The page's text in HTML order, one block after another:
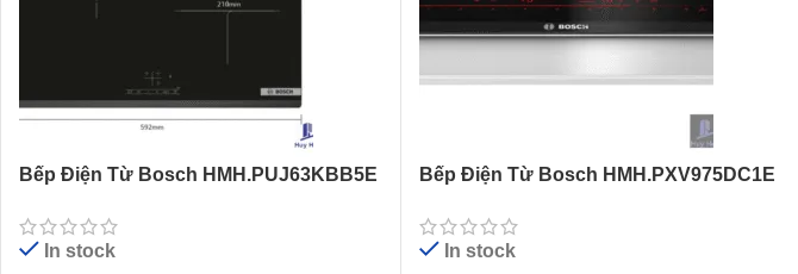
Bếp Điện Từ Bosch HMH.PUJ63KBB5E
In stock
Bếp Điện Từ Bosch HMH.PXV975DC1E
In stock